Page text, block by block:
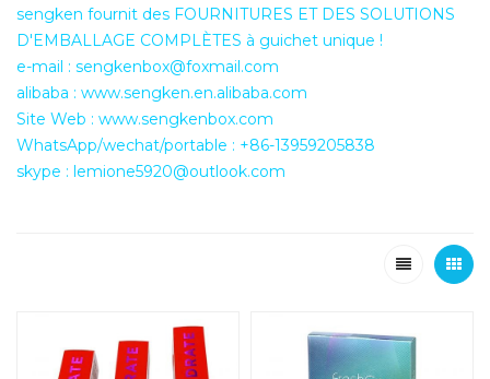
sengken fournit des FOURNITURES ET DES SOLUTIONS
D'EMBALLAGE COMPLÈTES à guichet unique !
e-mail : sengkenbox@foxmail.com
alibaba : www.sengken.en.alibaba.com
Site Web : www.sengkenbox.com
WhatsApp/wechat/portable : +86-13959205838
skype : lemione5920@outlook.com